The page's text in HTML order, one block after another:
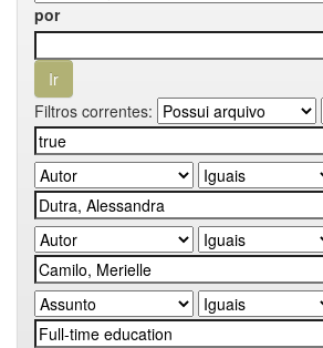
por
Filtros correntes: